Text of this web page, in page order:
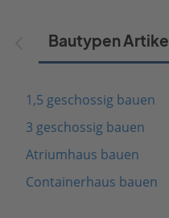
Bautypen Artikel
1,5 geschossig bauen
3 geschossig bauen
Atriumhaus bauen
Containerhaus bauen